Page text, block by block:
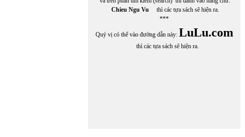
Chieu Ngu Vu thì các tựa sách sẽ hiện ra.
***
Quý vị có thể vào đường dẫn này: LuLu.com
thì các tựa sách sẽ hiện ra.